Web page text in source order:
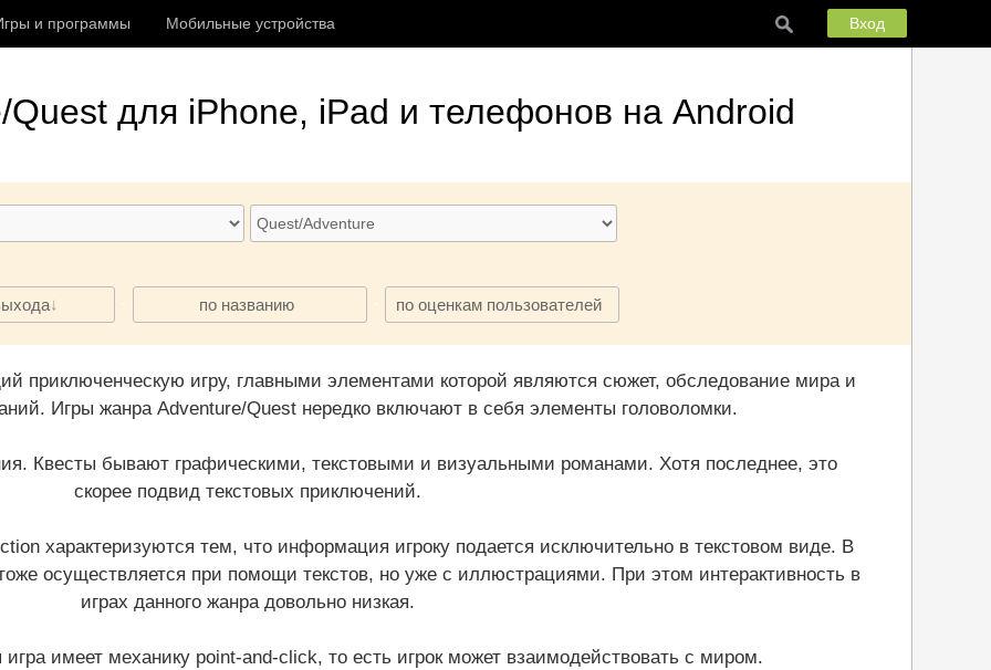
и программы Мобильные устройства Вход
Questдля iPhone, iPad и телефонов на Android
· по названию · по оценкам пользователей
приключенческую игру, главными элементами которой являются сюжет, обследование мира и
Игры жанра Adventure/Quest нередко включают в себя элементы головоломки.
Квесты бывают графическими, текстовыми и визуальными романами. Хотя последнее, это
скорее подвид текстовых приключений.
характеризуются тем, что информация игроку подается исключительно в текстовом виде. В
осуществляется при помощи текстов, но уже с иллюстрациями. При этом интерактивность в
играх данного жанра довольно низкая.
имеет механику point-and-click, то есть игрок может взаимодействовать с миром.